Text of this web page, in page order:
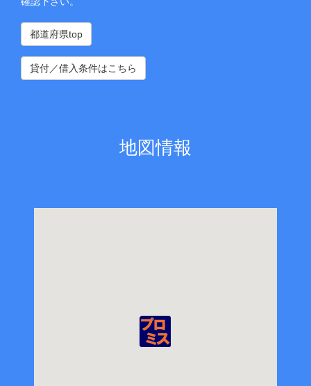
都道府県top
貸付／借入条件はこちら
地図情報